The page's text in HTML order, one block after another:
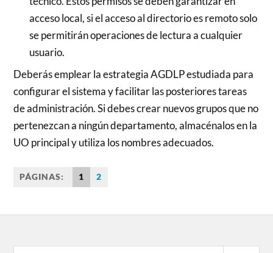
acceso local, si el acceso al directorio es remoto solo
se permitirán operaciones de lectura a cualquier
usuario.
Deberás emplear la estrategia AGDLP estudiada para
configurar el sistema y facilitar las posteriores tareas
de administración. Si debes crear nuevos grupos que no
pertenezcan a ningún departamento, almacénalos en la
UO principal y utiliza los nombres adecuados.
PÁGINAS: 1 2